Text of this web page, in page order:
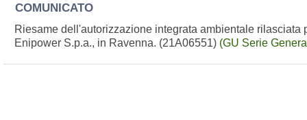
COMUNICATO
Riesame dell'autorizzazione integrata ambientale
Enipower S.p.a., in Ravenna. (21A06551) (GU Serie